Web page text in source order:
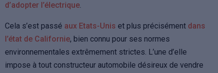
d’adopter l’électrique.
Cela s’est passé aux Etats-Unis et plus précisément dans
l’état de Californie, bien connu pour ses normes
environnementales extrêmement strictes. L’une d’elle
impose à tout constructeur automobile désireux de vendre